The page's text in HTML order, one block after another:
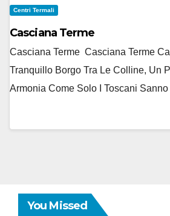
Centri Termali
Casciana Terme
Casciana Terme Casciana Terme
Tranquillo Borgo Tra Le Colline, Un
Armonia Come Solo I Toscani
You Missed